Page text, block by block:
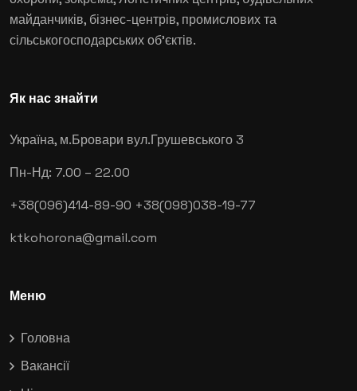
майданчиків, бізнес-центрів, промислових та
сільськогосподарських об'єктів.
Як нас знайти
Україна, м.Бровари вул.Грушевського 3
Пн-Нд: 7.00 – 22.00
+38(096)414-89-90 +38(098)038-19-77
ktkohorona@gmail.com
Меню
Головна
Вакансії